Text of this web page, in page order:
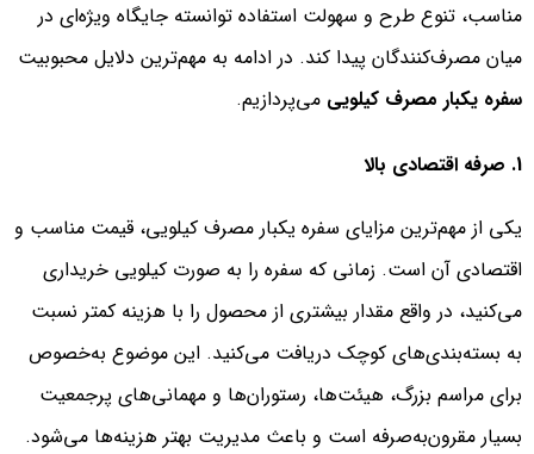
مناسب، تنوع طرح و سهولت استفاده توانسته جایگاه ویژه‌ای در
میان مصرف‌کنندگان پیدا کند. در ادامه به مهم‌ترین دلایل محبوبیت
سفره یکبار مصرف کیلویی می‌پردازیم.
1. صرفه اقتصادی بالا
یکی از مهم‌ترین مزایای سفره یکبار مصرف کیلویی، قیمت مناسب و
اقتصادی آن است. زمانی که سفره را به صورت کیلویی خریداری
می‌کنید، در واقع مقدار بیشتری از محصول را با هزینه کمتر نسبت
به بسته‌بندی‌های کوچک دریافت می‌کنید. این موضوع به‌خصوص
برای مراسم بزرگ، هیئت‌ها، رستوران‌ها و مهمانی‌های پرجمعیت
بسیار مقرون‌به‌صرفه است و باعث مدیریت بهتر هزینه‌ها می‌شود.